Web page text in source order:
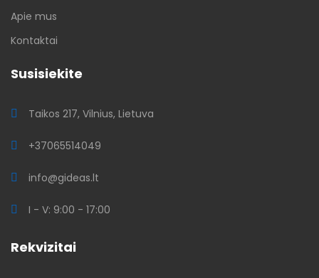
Apie mus
Kontaktai
Susisiekite
Taikos 217, Vilnius, Lietuva
+37065514049
info@gideas.lt
I - V: 9:00 - 17:00
Rekvizitai